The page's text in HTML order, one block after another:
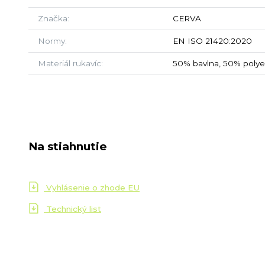
Značka CERVA
Normy EN ISO 21420:2020
Materiál rukavíc 50% bavlna, 50%
Na stiahnutie
Vyhlásenie o zhode EU
Technický list